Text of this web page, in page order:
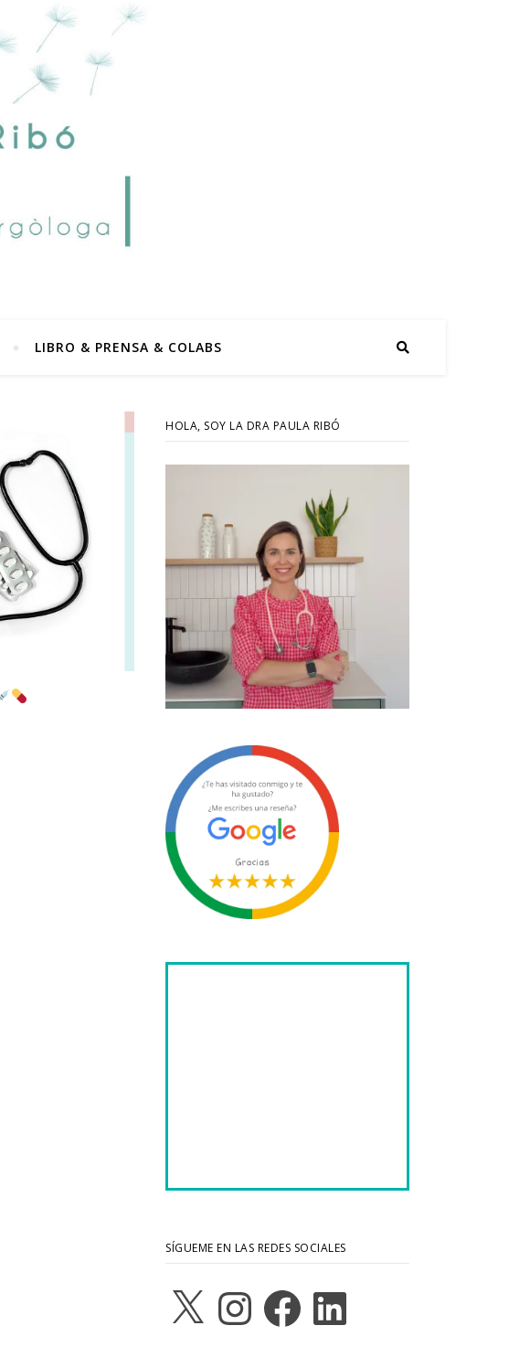
LIBRO & PRENSA & COLABS
HOLA, SOY LA DRA PAULA RIBÓ
SÍGUEME EN LAS REDES SOCIALES
X InstagramFacebookLinkedIn